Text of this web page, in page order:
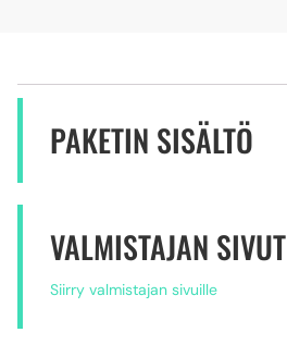
PAKETIN SISÄLTÖ
VALMISTAJAN SIVUT
Siirry valmistajan sivuille